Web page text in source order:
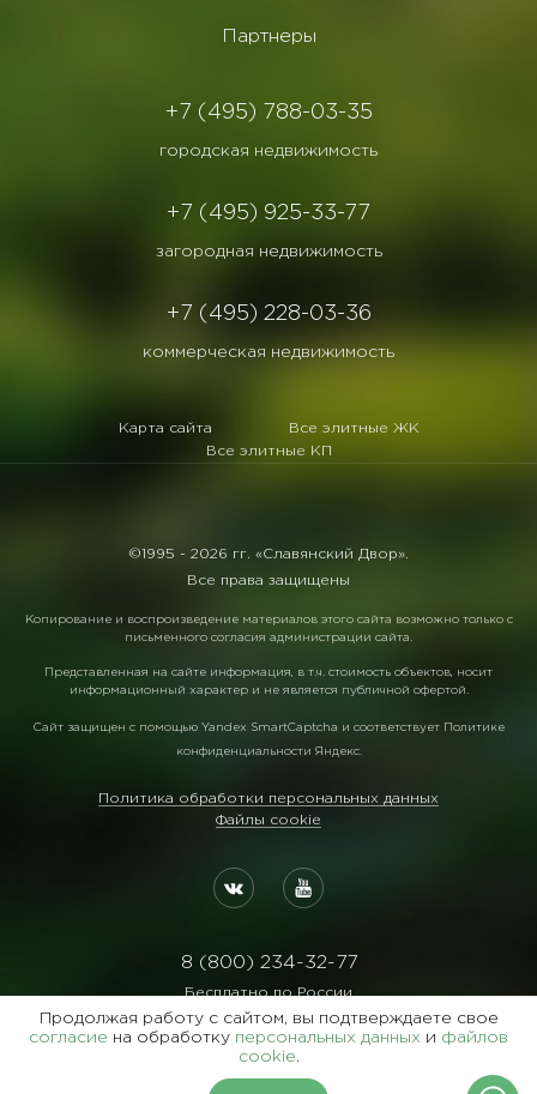
Партнеры
+7 (495) 788-03-35
городская недвижимость
+7 (495) 925-33-77
загородная недвижимость
+7 (495) 228-03-36
коммерческая недвижимость
Карта сайта
Все элитные ЖК
Все элитные КП
©1995 - 2026 гг. «Славянский Двор».
Все права защищены
Копирование и воспроизведение материалов этого сайта возможно только с
письменного согласия администрации сайта.
Представленная на сайте информация, в т.ч. стоимость объектов, носит
информационный характер и не является публичной офертой.
Сайт защищен с помощью Yandex SmartCaptcha и соответствует Политике
конфиденциальности Яндекс.
Политика обработки персональных данных
Файлы cookie
8 (800) 234-32-77
Бесплатно по России
ООО Агентство "Славянский Двор"
Продолжая работу с сайтом, вы подтверждаете свое
согласие на обработку персональных данных и файлов
cookie.